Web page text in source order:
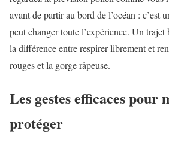
avant de partir au bord de l’océan : c’est
peut changer toute l’expérience. Un trajet
la différence entre respirer librement et
rouges et la gorge râpeuse.
Les gestes efficaces pour
protéger